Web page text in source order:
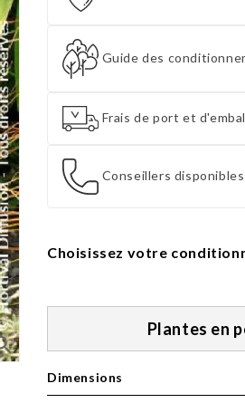
Guide des
Frais de port et
Conseillers disponibles
Choisissez votre
Plantes en
Dimensions